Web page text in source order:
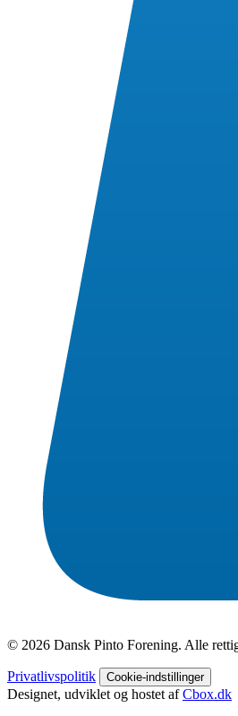
© 2026 Dansk Pinto Forening. Alle
Privatlivspolitik Cookie-indstillinger
Designet, udviklet og hostet afCbox.dk